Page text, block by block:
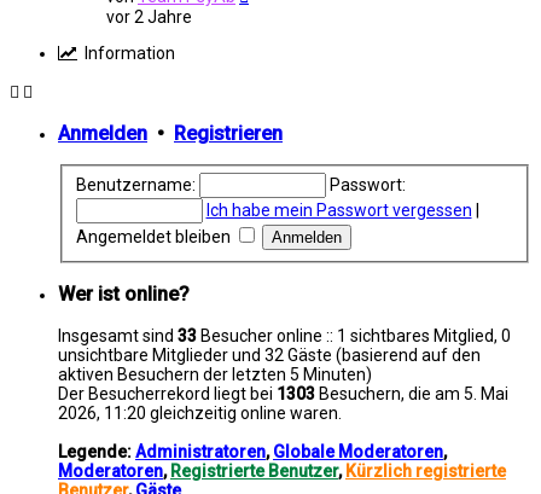
vor 2 Jahre
Information
Anmelden • Registrieren
Benutzername:
Passwort:
Ich habe mein Passwort vergessen
Angemeldet bleiben
Wer ist online?
Insgesamt sind 33 Besucher online :: 1 sichtbares Mitglied, 0
unsichtbare Mitglieder und 32 Gäste (basierend auf den
aktiven Besuchern der letzten 5 Minuten)
Der Besucherrekord liegt bei 1303 Besuchern, die am 5. Mai
2026, 11:20 gleichzeitig online waren.
Legende:Administratoren,Globale Moderatoren,
Moderatoren, Registrierte Benutzer, Kürzlich registrierte
Benutzer,Gäste